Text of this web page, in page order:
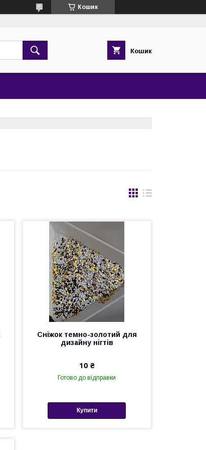
Кошик
Кошик
Сніжок темно-золотий для
дизайну нігтів
10 ₴
Готово до відправки
Купити